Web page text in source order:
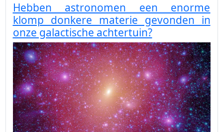
Hebben astronomen een enorme
klomp donkere materie gevonden in
onze galactische achtertuin?